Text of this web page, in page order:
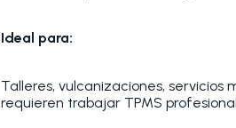
Ideal para:
Talleres, vulcanizaciones,
requieren trabajar TPMS